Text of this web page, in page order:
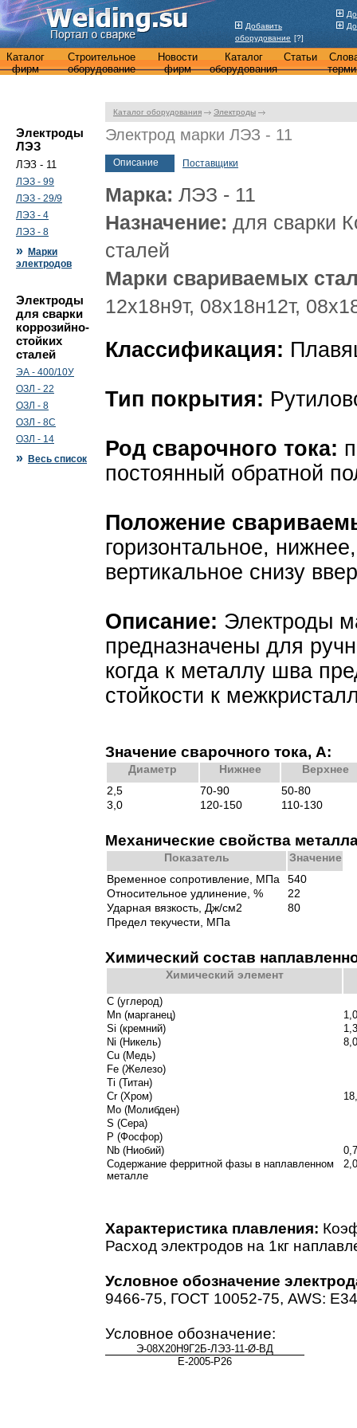
Добавить
оборудование [?]
Каталог
фирм
Строительное
оборудование
Новости
фирм
Каталог
оборудования
Статьи
Электроды
ЛЭЗ
ЛЭЗ - 11
ЛЭЗ - 99
ЛЭЗ - 29/9
ЛЭЗ - 4
ЛЭЗ - 8
» Марки
электродов
Электроды
для сварки
коррозийно-
стойких
сталей
ЭА - 400/10У
ОЗЛ - 22
ОЗЛ - 8
ОЗЛ - 8С
ОЗЛ - 14
» Весь список
Каталог оборудования Электроды
Электрод марки ЛЭЗ - 11
Описание Поставщики
Марка: ЛЭЗ - 11
Назначение: для сварки
сталей
Марки свариваемых
12х18н9т, 08х18н12т,
Классификация:
Тип покрытия:
Род сварочного тока:
постоянный обратной
Положение
горизонтальное,
вертикальное снизу
Описание: Электроды
предназначены для
когда к металлу шва
стойкости к
Значение сварочного тока, А:
Диаметр Нижнее
Верхнее
2,5
70-90
50-80
3,0
120-150 110-130
Механические свойства
Показатель
Значение
Временное сопротивление, МПа
540
Относительное удлинение, %
22
Ударная вязкость, Дж/см2
80
Предел текучести, МПа
Химический состав
Химический элемент
С (углерод)
Mn (марганец)
Si (кремний)
Ni (Никель)
Cu (Медь)
Fe (Железо)
Ti (Титан)
Cr (Хром)
Mo (Молибден)
S (Сера)
P (Фосфор)
Nb (Ниобий)
Содержание ферритной фазы в наплавленном
металле
2,0
Характеристика плавления:
Расход электродов на 1кг
Условное обозначение
9466-75, ГОСТ 10052-75, AWS:
Условное обозначение:
Э-08Х20Н9Г2Б-ЛЭЗ-11-Ø-ВД
Е-2005-Р26